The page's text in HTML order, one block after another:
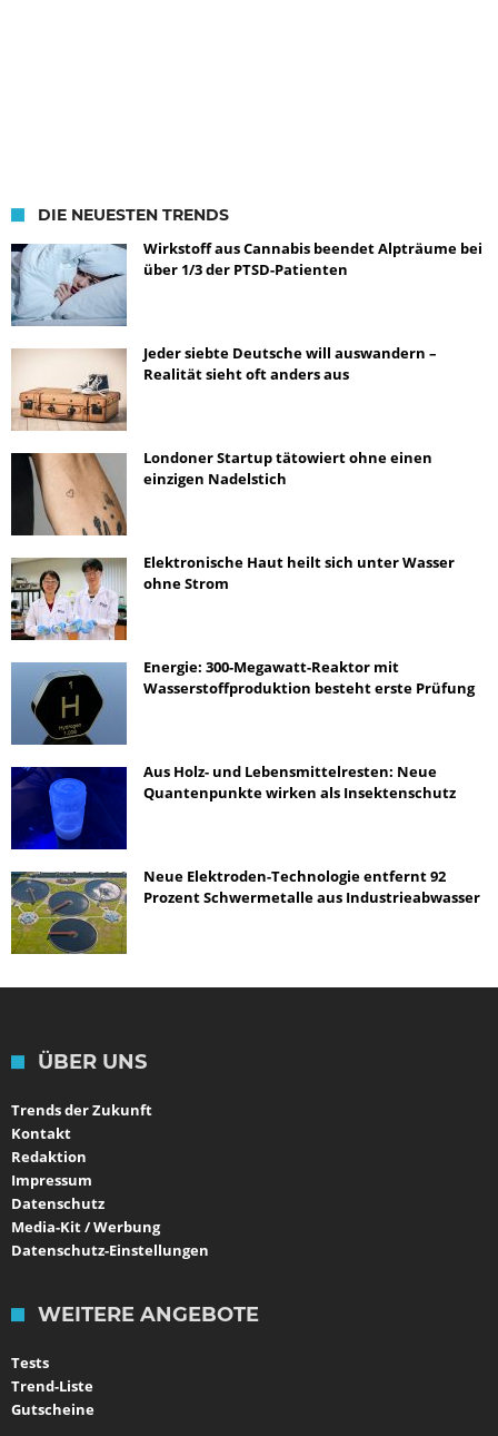
DIE NEUESTEN TRENDS
Wirkstoff aus Cannabis beendet Alpträume bei
über 1/3 der PTSD-Patienten
Jeder siebte Deutsche will auswandern –
Realität sieht oft anders aus
Londoner Startup tätowiert ohne einen
einzigen Nadelstich
Elektronische Haut heilt sich unter Wasser
ohne Strom
Energie: 300-Megawatt-Reaktor mit
Wasserstoffproduktion besteht erste Prüfung
Aus Holz- und Lebensmittelresten: Neue
Quantenpunkte wirken als Insektenschutz
Neue Elektroden-Technologie entfernt 92
Prozent Schwermetalle aus Industrieabwasser
ÜBER UNS
Trends der Zukunft
Kontakt
Redaktion
Impressum
Datenschutz
Media-Kit / Werbung
Datenschutz-Einstellungen
WEITERE ANGEBOTE
Tests
Trend-Liste
Gutscheine